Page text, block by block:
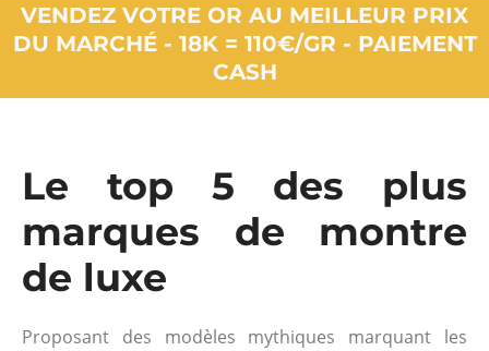
VENDEZ VOTRE OR AU MEILLEUR PRIX
DU MARCHÉ - 18K = 110€/GR - PAIEMENT
CASH
Le top 5 des plus
marques de montre
de luxe
Proposant des modèles mythiques marquant les